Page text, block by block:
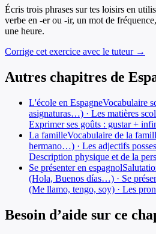
Écris trois phrases sur tes loisirs en
verbe en -er ou -ir, un mot de
une heure.
Corrige cet exercice avec le tuteur →
Autres chapitres de
L'école en EspagneVocabulaire
asignaturas…) · Les matières
Exprimer ses goûts : gustar +
La familleVocabulaire de la
hermano…) · Les adjectifs
Description physique et de la
Se présenter en espagnol
(Hola, Buenos días…) · Se
(Me llamo, tengo, soy) · Les
Besoin d’aide sur ce